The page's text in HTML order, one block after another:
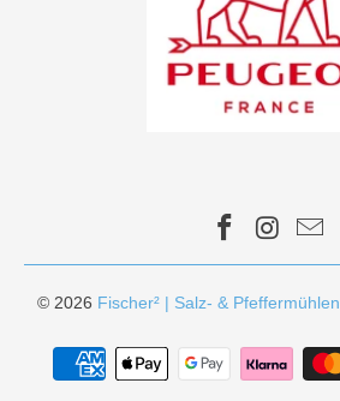
© 2026 Fischer² | Salz- & Pfeffermühlen